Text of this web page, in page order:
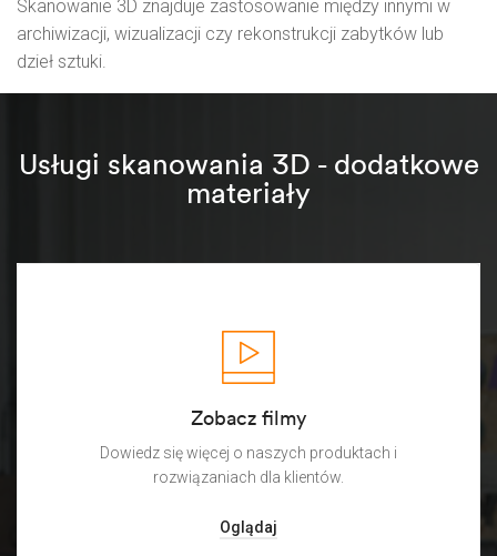
Skanowanie 3D znajduje zastosowanie między innymi w
archiwizacji, wizualizacji czy rekonstrukcji zabytków lub
dzieł sztuki.
Usługi skanowania 3D - dodatkowe
materiały
Zobacz filmy
Dowiedz się więcej o naszych produktach i
rozwiązaniach dla klientów.
Oglądaj